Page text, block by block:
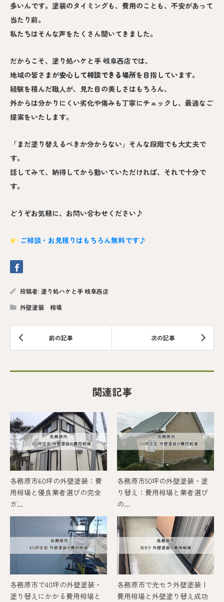
多いんです。塗装のタイミングも、費用のことも、不安があって
当たり前。
私たちはそんな声をたくさん聞いてきました。
だからこそ、塗り処ハケと手 岐阜西店では、
地域の皆さまが安心して相談できる場所を目指しています。
経験を積んだ職人が、見た目の美しさはもちろん、
外からは分かりにくい劣化や傷みも丁寧にチェックし、最適なご
提案をいたします。
「まだ塗り替えるべきか分からない」そんな段階でも大丈夫で
す。
話してみて、納得してから動いていただければ、それで十分で
す。
どうぞお気軽に、お問い合わせください♪
ご相談・お見積りはもちろん無料です♪
投稿者: 塗り処ハケと手 岐阜西店
外壁塗装 相場
関連記事
各務原市60坪の外壁塗装：費
用相場と優良業者選びの完全
ガ...
各務原市50坪の外壁塗装・塗
り替え：費用相場と業者選び
の...
各務原市で40坪の外壁塗装・
塗り替えにかかる費用相場と
各務原市で光セラ外壁塗装！
費用相場と外壁塗り替え成功